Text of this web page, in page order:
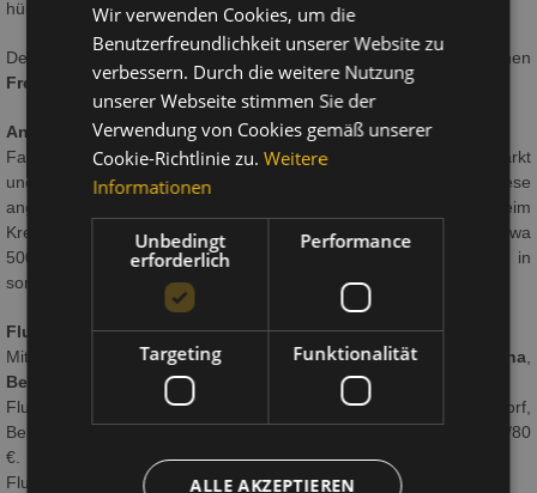
hübscher Lage..."
Der Ort verzaubert heute mit seinen engen Gässchen, den schönen
Fresken
und der aufrechterhaltenenTradition.
Anreise
Fahren Sie auf der Brennerautobahn bis zur Ausfahrt Auer/Neumarkt
und dann RichtungCavalese
(24 km). Sobald Sie in Cavalese
angekommen sind, finden Sie dort einen Kreisverkehr. Beim
Kreisverkehr rechts Richtung
Carano
abbiegen. Nach etwa
500 Metern erreichen Sie das Hotel Beauty & Vitalhotel Maria in
sonniger Lage: endlich Urlaub!!!
Flug/Bahn/Bus
Mit dem
Flugzeugaus vielen deutschen Städten nach Verona
Bergamo
Innsbruckund
Flughafen Bozen (40 Minuten), Flüge ab/bis Roma, Düsseldorf,
Berlin, Hamburg....
Transfer bis Hoteltür ca. 60/80
€.
Flughafen Innsbruck (120 Minuten)www.flughafenparkplatz.at
Wir verwenden Cookies, um die
Benutzerfreundlichkeit unserer Website zu
verbessern. Durch die weitere Nutzung
unserer Webseite stimmen Sie der
Verwendung von Cookies gemäß unserer
Cookie-Richtlinie zu. Weitere
Informationen
Unbedingt
erforderlich
Performance
Targeting Funktionalität
ALLE AKZEPTIEREN